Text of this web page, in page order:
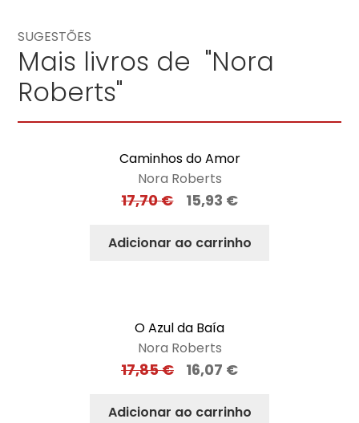
SUGESTÕES
Mais livros de "Nora
Roberts"
Caminhos do Amor
Nora Roberts
17,70€ 15,93 €
Adicionar ao carrinho
O Azul da Baía
Nora Roberts
17,85€ 16,07 €
Adicionar ao carrinho